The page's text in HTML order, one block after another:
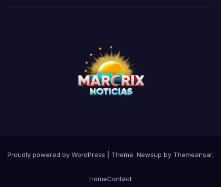
Proudly powered by WordPress Theme: Newsup by Themeansar.
HomeContact